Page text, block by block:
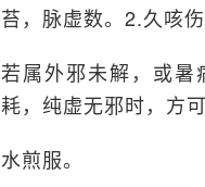
苔，脉虚数。2.久咳
若属外邪未解，或暑
耗，纯虚无邪时，方可
水煎服。